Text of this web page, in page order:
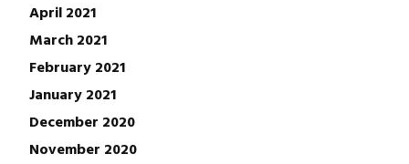
April 2021
March 2021
February 2021
January 2021
December 2020
November 2020